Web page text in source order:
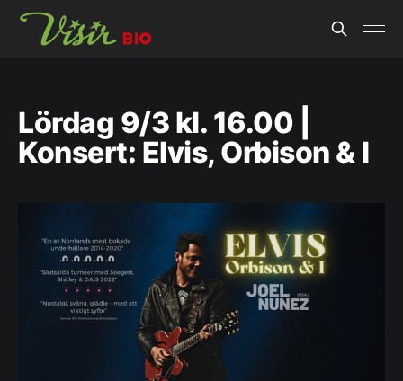
Lördag 9/3 kl. 16.00 |
Konsert: Elvis, Orbison & I